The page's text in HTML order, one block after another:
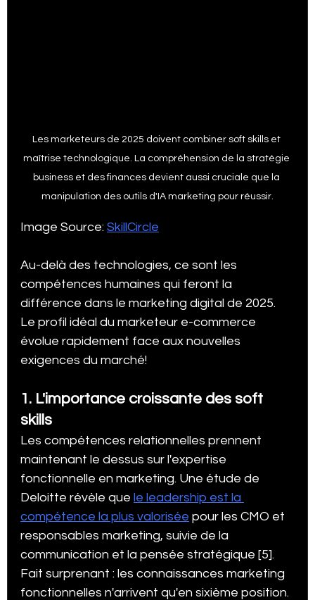
Les marketeurs de 2025 doivent combiner soft skills et
maîtrise technologique. La compréhension de la stratégie
business et des finances devient aussi cruciale que la
manipulation des outils d'IA marketing pour réussir.
Image Source: SkillCircle
Au-delà des technologies, ce sont les
compétences humaines qui feront la
différence dans le marketing digital de 2025.
Le profil idéal du marketeur e-commerce
évolue rapidement face aux nouvelles
exigences du marché!
1. L'importance croissante des soft
skills
Les compétences relationnelles prennent
maintenant le dessus sur l'expertise
fonctionnelle en marketing. Une étude de
Deloitte révèle que le leadership est la
compétence la plus valorisée pour les CMO et
responsables marketing, suivie de la
communication et la pensée stratégique [5].
Fait surprenant : les connaissances marketing
fonctionnelles n'arrivent qu'en sixième position.